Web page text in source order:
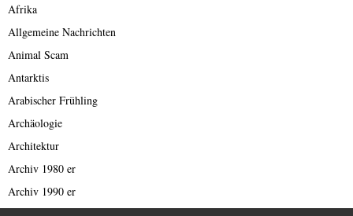
Afrika
Allgemeine Nachrichten
Animal Scam
Antarktis
Arabischer Frühling
Archäologie
Architektur
Archiv 1980 er
Archiv 1990 er